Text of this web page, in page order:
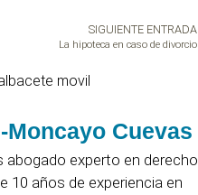
SIGUIENTE ENTRADA
La hipoteca en caso de divorcio
Cuevas
abogado experto en derecho
10 años de experiencia en